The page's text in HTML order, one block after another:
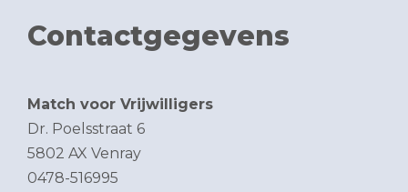
Contactgegevens
Match voor Vrijwilligers
Dr. Poelsstraat 6
5802 AX Venray
0478-516995